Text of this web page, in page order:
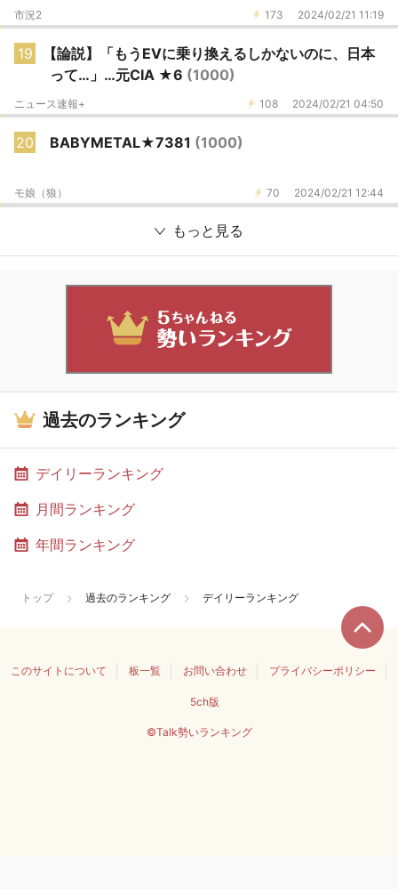
173 2024/02/21 11:19
市況2
19
【論説】「もうEVに乗り換えるしかないのに、日本
って…」…元CIA ★6 (1000)
108 2024/02/21 04:50
ニュース速報+
20 BABYMETAL★7381 (1000)
70 2024/02/21 12:44
モ娘（狼）
もっと見る
過去のランキング
デイリーランキング
月間ランキング
年間ランキング
トップ 過去のランキング デイリーランキング
このサイトについて 板一覧 お問い合わせ プライバシーポリシー
5ch版
©Talk勢いランキング